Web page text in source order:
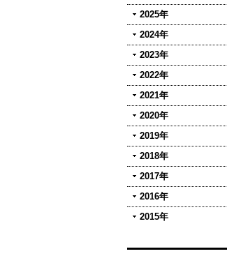
2025年
2024年
2023年
2022年
2021年
2020年
2019年
2018年
2017年
2016年
2015年